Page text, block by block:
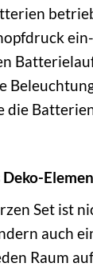
die
Set ist
auch
Raum